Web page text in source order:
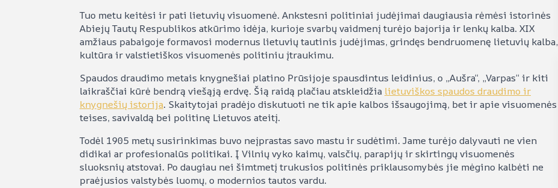
Tuo metu keitėsi ir pati lietuvių visuomenė. Ankstesni politiniai judėjimai daugiausia rėmėsi istorinės
Abiejų Tautų Respublikos atkūrimo idėja, kurioje svarbų vaidmenį turėjo bajorija ir lenkų kalba. XIX
amžiaus pabaigoje formavosi modernus lietuvių tautinis judėjimas, grindęs bendruomenę lietuvių kalba,
kultūra ir valstietiškos visuomenės politiniu įtraukimu.
Spaudos draudimo metais knygnešiai platino Prūsijoje spausdintus leidinius, o „Aušra“, „Varpas“ ir kiti
laikraščiai kūrė bendrą viešąją erdvę. Šią raidą plačiau atskleidžia lietuviškos spaudos draudimo ir
knygnešių istorija. Skaitytojai pradėjo diskutuoti ne tik apie kalbos išsaugojimą, bet ir apie visuomenės
teises, savivaldą bei politinę Lietuvos ateitį.
Todėl 1905 metų susirinkimas buvo neįprastas savo mastu ir sudėtimi. Jame turėjo dalyvauti ne vien
didikai ar profesionalūs politikai. Į Vilnių vyko kaimų, valsčių, parapijų ir skirtingų visuomenės
sluoksnių atstovai. Po daugiau nei šimtmetį trukusios politinės priklausomybės jie mėgino kalbėti ne
praėjusios valstybės luomų, o modernios tautos vardu.